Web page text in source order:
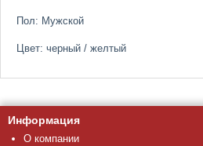
Пол: Мужской
Цвет: черный / желтый
Информация
О компании